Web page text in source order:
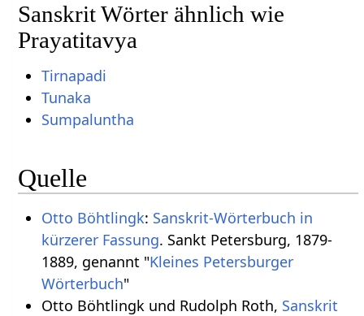
Sanskrit Wörter ähnlich wie
Prayatitavya
Tirnapadi
Tunaka
Sumpaluntha
Quelle
Otto Böhtlingk: Sanskrit-Wörterbuch in
kürzerer Fassung. Sankt Petersburg, 1879-
1889, genannt "Kleines Petersburger
Wörterbuch"
Otto Böhtlingk und Rudolph Roth, Sanskrit